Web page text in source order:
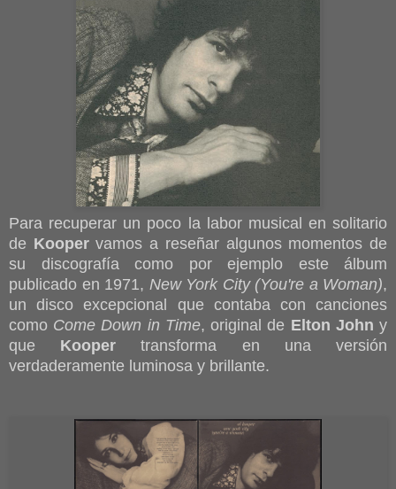
Para recuperar un poco la labor musical en solitario
de Koopervamos a reseñar algunos momentos de
su discografía como por ejemplo este álbum
publicado en 1971, New York City (You're a Woman),
un disco excepcional que contaba con canciones
como Come Down in Time, original de Elton John y
que Kooper transforma en una versión
verdaderamente luminosa y brillante.